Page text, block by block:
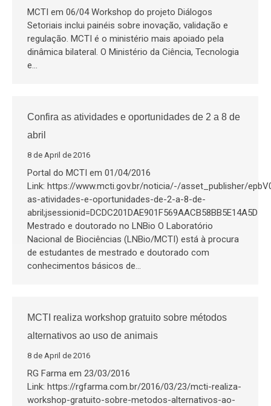
MCTI em 06/04 Workshop do projeto Diálogos
Setoriais inclui painéis sobre inovação, validação e
regulação. MCTI é o ministério mais apoiado pela
dinâmica bilateral. O Ministério da Ciência, Tecnologia
e…
Confira as atividades e oportunidades de 2 a 8 de
abril
8 de April de 2016
Portal do MCTI em 01/04/2016
Link: https://www.mcti.gov.br/noticia/-/asset_publisher/
as-atividades-e-oportunidades-de-2-a-8-de-
abril;jsessionid=DCDC201DAE901F569AACB58BB5E14A5D
Mestrado e doutorado no LNBio O Laboratório
Nacional de Biociências (LNBio/MCTI) está à procura
de estudantes de mestrado e doutorado com
conhecimentos básicos de…
MCTI realiza workshop gratuito sobre métodos
alternativos ao uso de animais
8 de April de 2016
RG Farma em 23/03/2016
Link: https://rgfarma.com.br/2016/03/23/mcti-realiza-
workshop-gratuito-sobre-metodos-alternativos-ao-